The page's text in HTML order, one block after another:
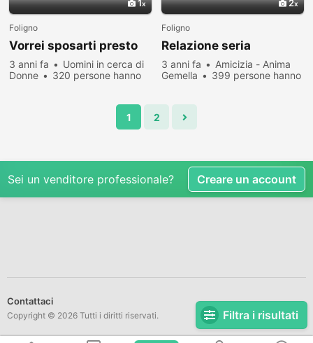
Filtra i risultati
1
Foligno
Vorrei sposarti presto
3 anni fa
Uomini in cerca di
Donne
320 persone hanno
2
Foligno
Relazione seria
3 anni fa
Amicizia - Anima
Gemella
399 persone hanno
1 2
Sei un venditore professionale? Creare un account
Contattaci
Copyright © 2026 Tutti i diritti riservati.